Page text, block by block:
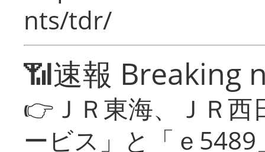
nts/tdr/
📶速報 Breaking
👉ＪＲ東海、ＪＲ
ービス」と「ｅ